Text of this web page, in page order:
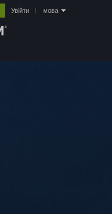
Увійти мова